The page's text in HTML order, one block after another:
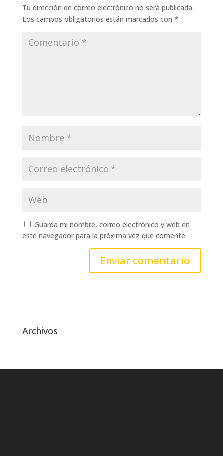
Tu dirección de correo electrónico no será publicada.
Los campos obligatorios están marcados con *
Guarda mi nombre, correo electrónico y web en
este navegador para la próxima vez que comente.
Archivos